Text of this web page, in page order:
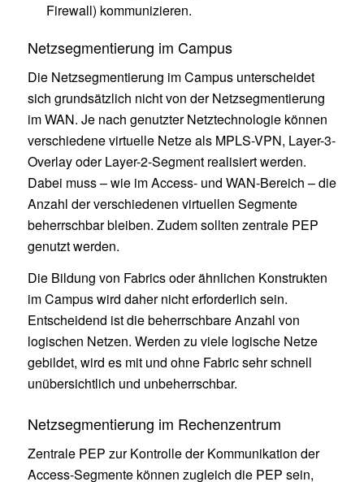
Firewall) kommunizieren.
Netzsegmentierung im Campus
Die Netzsegmentierung im Campus unterscheidet
sich grundsätzlich nicht von der Netzsegmentierung
im WAN. Je nach genutzter Netztechnologie können
verschiedene virtuelle Netze als MPLS-VPN, Layer-3-
Overlay oder Layer-2-Segment realisiert werden.
Dabei muss – wie im Access- und WAN-Bereich – die
Anzahl der verschiedenen virtuellen Segmente
beherrschbar bleiben. Zudem sollten zentrale PEP
genutzt werden.
Die Bildung von Fabrics oder ähnlichen Konstrukten
im Campus wird daher nicht erforderlich sein.
Entscheidend ist die beherrschbare Anzahl von
logischen Netzen. Werden zu viele logische Netze
gebildet, wird es mit und ohne Fabric sehr schnell
unübersichtlich und unbeherrschbar.
Netzsegmentierung im Rechenzentrum
Zentrale PEP zur Kontrolle der Kommunikation der
Access-Segmente können zugleich die PEP sein,